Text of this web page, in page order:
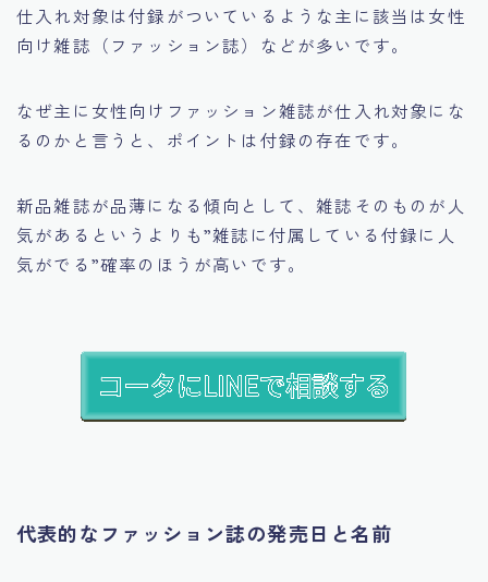
仕入れ対象は付録がついているような主に該当は女性
向け雑誌（ファッション誌）などが多いです。
なぜ主に女性向けファッション雑誌が仕入れ対象にな
るのかと言うと、ポイントは付録の存在です。
新品雑誌が品薄になる傾向として、雑誌そのものが人
気があるというよりも”雑誌に付属している付録に人
気がでる”確率のほうが高いです。
代表的なファッション誌の発売日と名前